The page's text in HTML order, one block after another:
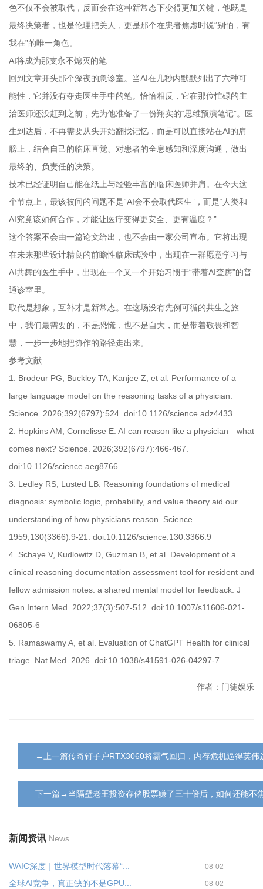
色不仅不会被取代，反而会在这种新常态下变得更加关键，他既是
最终决策者，也是伦理把关人，更是那个在患者焦虑时说“别怕，有
我在”的唯一角色。
AI将成为那支永不熄灭的笔
回到文章开头那个深夜的急诊室。当AI在几秒内默默列出了六种可
能性，它并没有夺走医生手中的笔。恰恰相反，它在那位忙碌的主
治医师还没赶到之前，先为他准备了一份翔实的“思维预演笔记”。医
生到达后，不再需要从头开始翻找记忆，而是可以直接站在AI的肩
膀上，结合自己的临床直觉、对患者的全息感知和深度沟通，做出
最终的、负责任的决策。
技术已经证明自己能在纸上与经验丰富的临床医师并肩。在今天这
个节点上，最该被问的问题不是“AI会不会取代医生”，而是“人类和
AI究竟该如何合作，才能让医疗变得更安全、更有温度？”
这个答案不会由一篇论文给出，也不会由一家公司宣布。它将出现
在未来那些设计精良的前瞻性临床试验中，出现在一群愿意学习与
AI共舞的医生手中，出现在一个又一个开始习惯于“带着AI查房”的普
通诊室里。
取代是想象，互补才是新常态。在这场没有先例可循的共生之旅
中，我们最需要的，不是恐慌，也不是自大，而是带着敬畏和智
慧，一步一步地把协作的路径走出来。
参考文献
1. Brodeur PG, Buckley TA, Kanjee Z, et al. Performance of a
large language model on the reasoning tasks of a physician.
Science. 2026;392(6797):524. doi:10.1126/science.adz4433
2. Hopkins AM, Cornelisse E. AI can reason like a physician—what
comes next? Science. 2026;392(6797):466-467.
doi:10.1126/science.aeg8766
3. Ledley RS, Lusted LB. Reasoning foundations of medical
diagnosis: symbolic logic, probability, and value theory aid our
understanding of how physicians reason. Science.
1959;130(3366):9-21. doi:10.1126/science.130.3366.9
4. Schaye V, Kudlowitz D, Guzman B, et al. Development of a
clinical reasoning documentation assessment tool for resident and
fellow admission notes: a shared mental model for feedback. J
Gen Intern Med. 2022;37(3):507-512. doi:10.1007/s11606-021-
06805-6
5. Ramaswamy A, et al. Evaluation of ChatGPT Health for clinical
triage. Nat Med. 2026. doi:10.1038/s41591-026-04297-7
作者：门徒娱乐
←上一篇传奇钉子户RTX3060将霸气回归，内存危机逼得英伟
下一篇→当隔壁老王投资存储股票赚了三十倍后，如何还能不
新闻资讯 News
WAIC深度｜世界模型时代落幕“... 08-02
全球AI竞争，真正缺的不是GPU... 08-02